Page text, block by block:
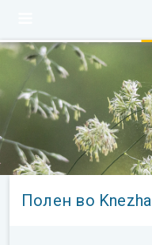
Полен во Knezha